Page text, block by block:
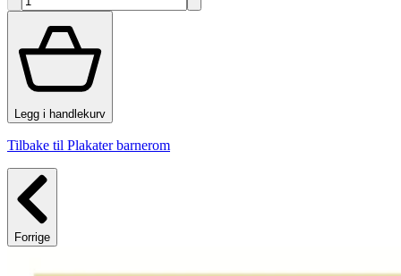
Legg i handlekurv
Tilbake til Plakater barnerom
Forrige